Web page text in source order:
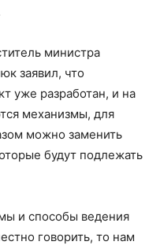
министра
заявил, что
уже разработан, и на
механизмы, для
можно заменить
будут подлежать
и способы ведения
говорить, то нам